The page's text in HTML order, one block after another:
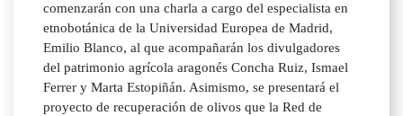
comenzarán con una charla a cargo del especialista en
etnobotánica de la Universidad Europea de Madrid,
Emilio Blanco, al que acompañarán los divulgadores
del patrimonio agrícola aragonés Concha Ruiz, Ismael
Ferrer y Marta Estopiñán. Asimismo, se presentará el
proyecto de recuperación de olivos que la Red de